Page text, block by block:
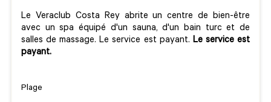
Le Veraclub Costa Rey abrite un centre de bien-être
avec un spa équipé d'un sauna, d'un bain turc et de
salles de massage. Le service est payant. Le service est
payant.
Plage